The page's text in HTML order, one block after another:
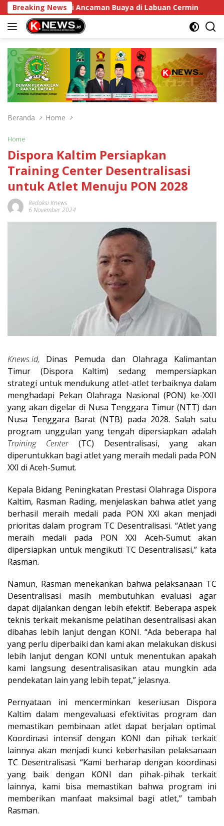
Langsung
ke
konten
Breaking News
Atasi Ancaman Buaya di Labuan Cermin DPRD
Beranda Home
Home
Dispora Kaltim Persiapkan
Training Center Desentralisasi
untuk Atlet Menuju PON 2028
Redaksi Knews
6 November 2024
Knews.id, Dinas Pemuda dan Olahraga Kalimantan
Timur (Dispora Kaltim) sedang mempersiapkan
strategi untuk mendukung atlet-atlet terbaiknya dalam
menghadapi Pekan Olahraga Nasional (PON) ke-XXII
yang akan digelar di Nusa Tenggara Timur (NTT) dan
Nusa Tenggara Barat (NTB) pada 2028. Salah satu
program unggulan yang tengah dipersiapkan adalah
Training Center(TC) Desentralisasi, yang akan
diperuntukkan bagi atlet yang meraih medali pada PON
XXI di Aceh-Sumut.
Kepala Bidang Peningkatan Prestasi Olahraga Dispora
Kaltim, Rasman Rading, menjelaskan bahwa atlet yang
berhasil meraih medali pada PON XXI akan menjadi
prioritas dalam program TC Desentralisasi. “Atlet yang
meraih medali pada PON XXI Aceh-Sumut akan
dipersiapkan untuk mengikuti TC Desentralisasi,” kata
Rasman.
Namun, Rasman menekankan bahwa pelaksanaan TC
Desentralisasi masih membutuhkan evaluasi agar
dapat dijalankan dengan lebih efektif. Beberapa aspek
teknis terkait mekanisme pelatihan desentralisasi akan
dibahas lebih lanjut dengan KONI. “Ada beberapa hal
yang perlu diperbaiki dan kami akan melakukan diskusi
lebih lanjut dengan KONI untuk menentukan apakah
kami langsung desentralisasikan atau mungkin ada
pendekatan lain yang lebih tepat,” jelasnya.
Pernyataan ini mencerminkan keseriusan Dispora
Kaltim dalam mengevaluasi efektivitas program dan
memastikan pembinaan atlet dapat berjalan optimal.
Koordinasi intensif dengan KONI dan pihak terkait
lainnya akan menjadi kunci keberhasilan pelaksanaan
TC Desentralisasi. “Kami berharap dengan koordinasi
yang baik dengan KONI dan pihak-pihak terkait
lainnya, kami bisa memastikan bahwa program ini
memberikan manfaat maksimal bagi atlet,” tambah
Rasman.